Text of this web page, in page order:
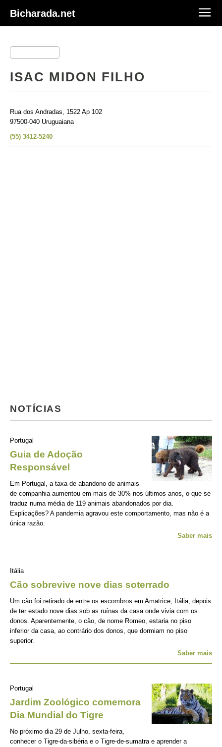
Bicharada.net
ISAC MIDON FILHO
Rua dos Andradas, 1522 Ap 102
97500-040 Uruguaiana
(55) 3412-5240
NOTÍCIAS
Portugal
Guia de Adoção
Responsável
Em Portugal, a taxa de abandono de animais
de companhia aumentou em mais de 30% nos últimos anos, o que se
traduz numa média de 119 animais abandonados por dia.
Explicações? A pandemia agravou este comportamento, mas não é a
única razão.
Saber mais
Itália
Cão sobrevive nove dias soterrado
Um cão foi retirado de entre os escombros em Amatrice, Itália, depois
de ter estado nove dias sob as ruínas da casa onde vivia com os
donos. Aparentemente, o cão, de nome Romeo, estaria no piso
inferior da casa, ao contrário dos donos, que dormiam no piso
superior.
Saber mais
Portugal
Jardim Zoológico comemora
Dia Mundial do Tigre
No próximo dia 29 de Julho, sexta-feira,
conhecer o Tigre-da-sibéria e o Tigre-de-sumatra e aprender a